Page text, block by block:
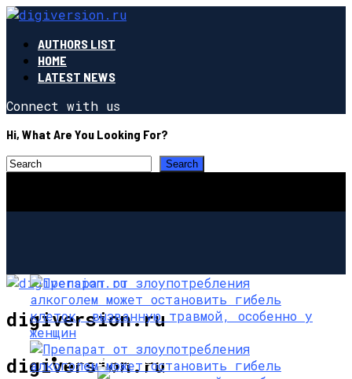
AUTHORS LIST
HOME
LATEST NEWS
Connect with us
Hi, What Are You Looking For?
digiversion.ru
digiversion.ru
НАУКА И ТЕХНОЛОГИИ